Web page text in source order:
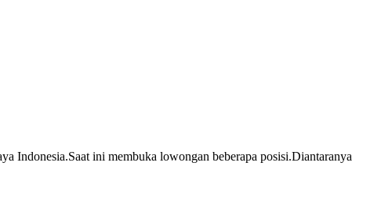
Indonesia.Saat ini membuka lowongan beberapa posisi.Diantaranya